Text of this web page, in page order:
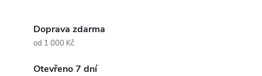
Doprava zdarma
od 1 000 Kč
Otevřeno 7 dní